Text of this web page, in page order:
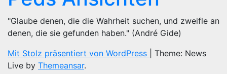
"Glaube denen, die die Wahrheit suchen, und zweifle an
denen, die sie gefunden haben." (André Gide)
Mit Stolz präsentiert von WordPress
Theme: News
Live by Themeansar.